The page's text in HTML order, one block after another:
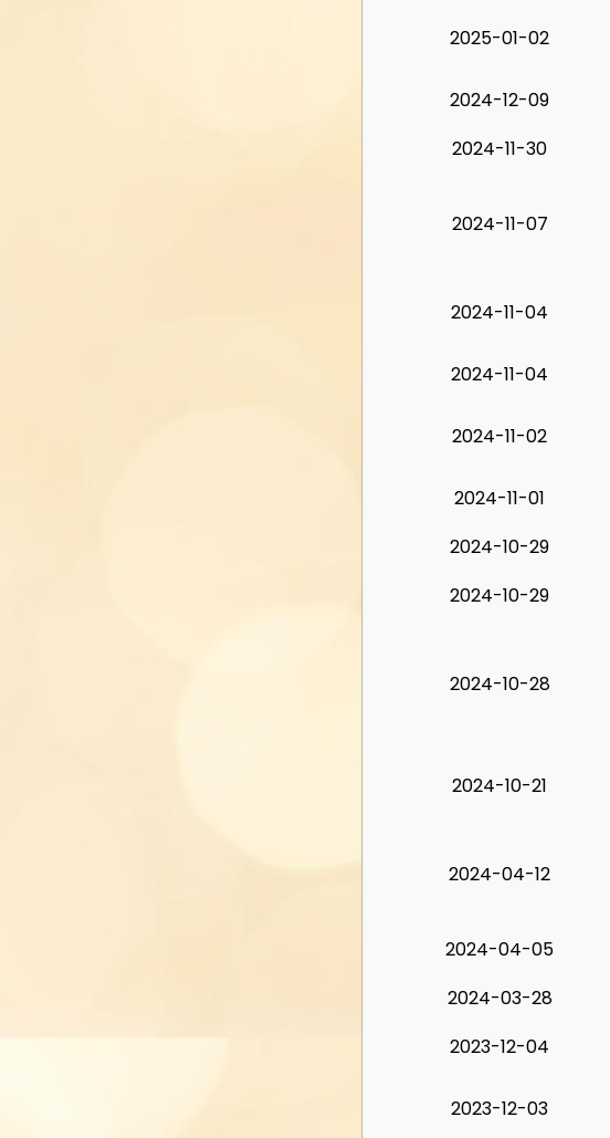
2025-01-02
2024-12-09
2024-11-30
2024-11-07
2024-11-04
2024-11-04
2024-11-02
2024-11-01
2024-10-29
2024-10-29
2024-10-28
2024-10-21
2024-04-12
2024-04-05
2024-03-28
2023-12-04
2023-12-03